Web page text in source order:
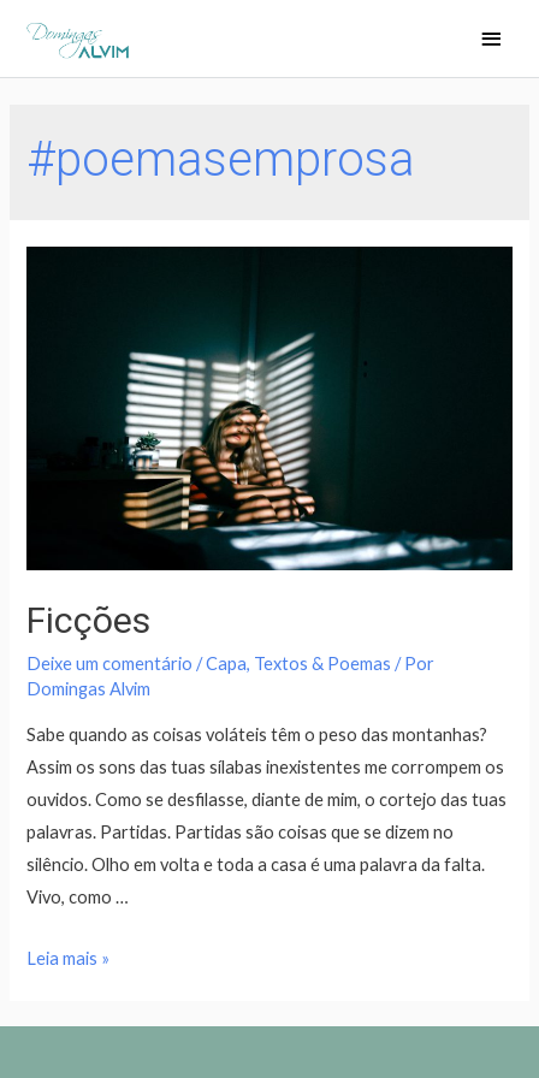
#poemasemprosa
Ficções
Deixe um comentário /Capa, Textos & Poemas / Por
Domingas Alvim
Sabe quando as coisas voláteis têm o peso das montanhas?
Assim os sons das tuas sílabas inexistentes me corrompem os
ouvidos. Como se desfilasse, diante de mim, o cortejo das tuas
palavras. Partidas. Partidas são coisas que se dizem no
silêncio. Olho em volta e toda a casa é uma palavra da falta.
Vivo, como …
Leia mais »